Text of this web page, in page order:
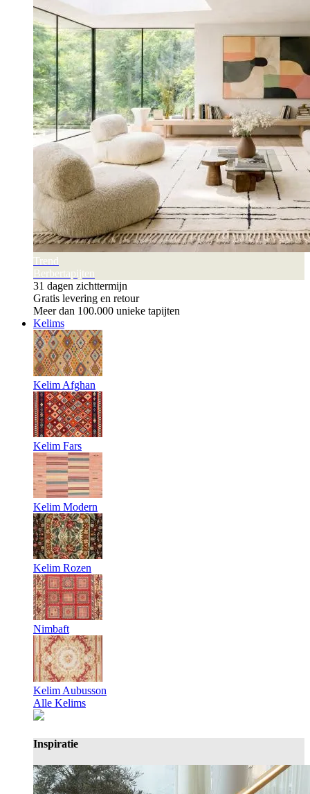
Trend
Berbertapijten
31 dagen zichttermijn
Gratis levering en retour
Meer dan 100.000 unieke tapijten
Kelims
Kelim Afghan
Kelim Fars
Kelim Modern
Kelim Rozen
Nimbaft
Kelim Aubusson
Alle Kelims
Inspiratie